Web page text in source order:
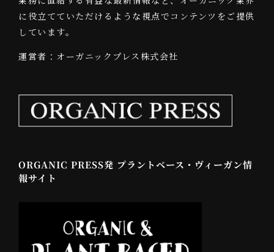
に役立てていただけるような視点でコンテンツをご提供
しています。
運営者：オーガニックプレス株式会社
ORGANIC PRESS発 プラントベース・ヴィーガン情
報サイト